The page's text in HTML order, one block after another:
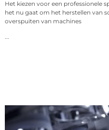
Het kiezen voor een professionele
het nu gaat om het herstellen van
overspuiten van machines
...